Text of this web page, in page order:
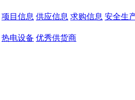
项目信息 供应信息 求购信息 安全生
热电设备 优秀供货商